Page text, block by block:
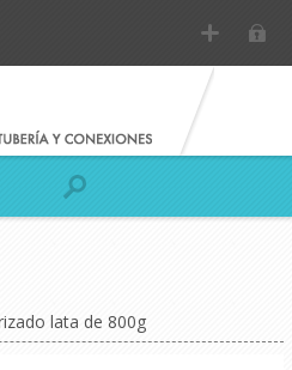
lata de 800g